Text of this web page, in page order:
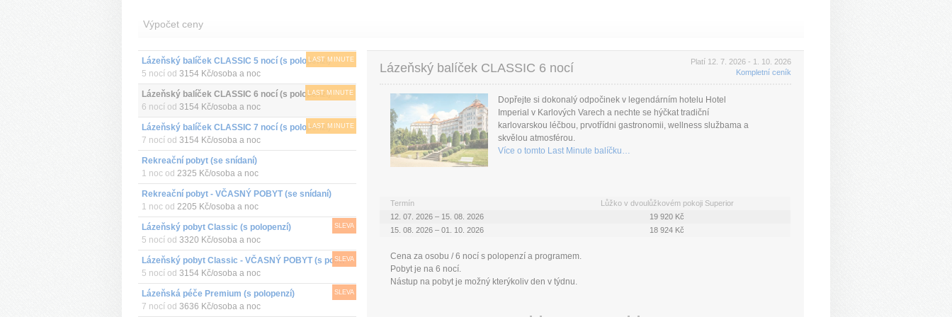
Výpočet ceny
Lázeňský balíček CLASSIC 5 nocí (s polopenzí)
5 nocí od 3154 Kč/osoba a noc
LAST MINUTE
Lázeňský balíček CLASSIC 6 nocí (s polopenzí)
6 nocí od 3154 Kč/osoba a noc
LAST MINUTE
Lázeňský balíček CLASSIC 7 nocí (s polopenzí)
7 nocí od 3154 Kč/osoba a noc
LAST MINUTE
Rekreační pobyt (se snídaní)
1 noc od 2325 Kč/osoba a noc
Rekreační pobyt - VČASNÝ POBYT (se snídaní)
1 noc od 2205 Kč/osoba a noc
Lázeňský pobyt Classic (s polopenzí)
5 nocí od 3320 Kč/osoba a noc
SLEVA
Lázeňský pobyt Classic - VČASNÝ POBYT (s polopenzí)
5 nocí od 3154 Kč/osoba a noc
SLEVA
Lázeňská péče Premium (s polopenzí)
7 nocí od 3636 Kč/osoba a noc
SLEVA
Lázeňský balíček CLASSIC 6 nocí
Platí 12. 7. 2026 - 1. 10. 2026
Kompletní ceník
Dopřejte si dokonalý odpočinek v legendárním hotelu Hotel
Imperial v Karlových Varech a nechte se hýčkat tradiční
karlovarskou léčbou, prvotřídni gastronomii, wellness službama a
skvělou atmosférou.
Více o tomto Last Minute balíčku…
Termín
Lůžko v dvoulůžkovém pokoji Superior
12. 07. 2026 – 15. 08. 2026
19 920 Kč
15. 08. 2026 – 01. 10. 2026
18 924 Kč
Cena za osobu / 6 nocí s polopenzí a programem.
Pobyt je na 6 nocí.
Nástup na pobyt je možný kterýkoliv den v týdnu.